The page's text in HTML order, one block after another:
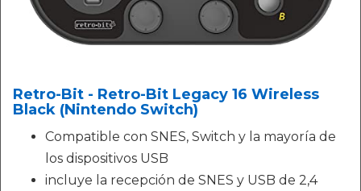
Retro-Bit - Retro-Bit Legacy 16 Wireless
Black (Nintendo Switch)
Compatible con SNES, Switch y la mayoría de
los dispositivos USB
incluye la recepción de SNES y USB de 2,4